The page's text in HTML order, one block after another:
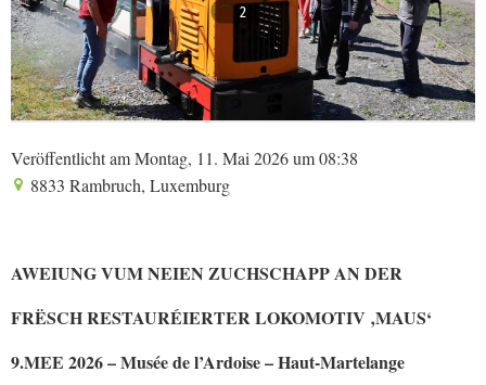
2
Veröffentlicht am Montag, 11. Mai 2026 um 08:38
8833 Rambruch, Luxemburg
AWEIUNG VUM NEIEN ZUCHSCHAPP AN DER
FRËSCH RESTAURÉIERTER LOKOMOTIV ‚MAUS‘
9.MEE 2026 – Musée de l’Ardoise – Haut-Martelange